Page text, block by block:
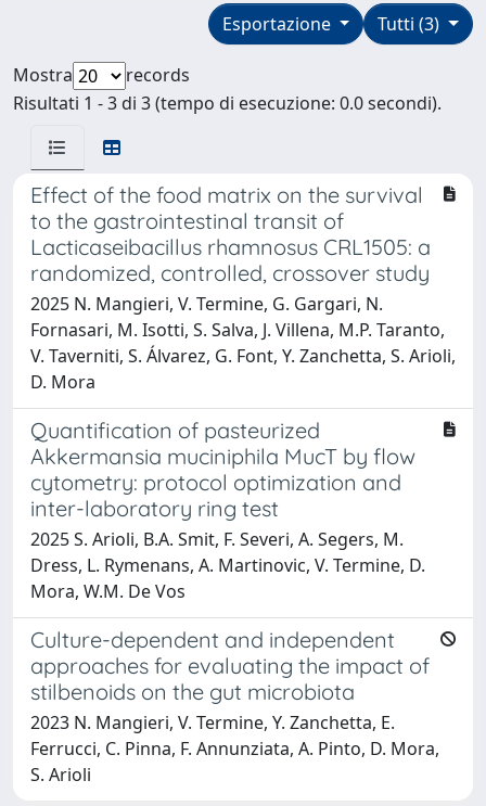
Tutti (3)
Esportazione
Mostra
records
Risultati 1 - 3 di 3 (tempo di esecuzione: 0.0 secondi).
Effect of the food matrix on the survival
to the gastrointestinal transit of
Lacticaseibacillus rhamnosus CRL1505: a
randomized, controlled, crossover study
2025 N. Mangieri, V. Termine, G. Gargari, N.
Fornasari, M. Isotti, S. Salva, J. Villena, M.P. Taranto,
V. Taverniti, S. Álvarez, G. Font, Y. Zanchetta, S. Arioli,
D. Mora
Quantification of pasteurized
Akkermansia muciniphila MucT by flow
cytometry: protocol optimization and
inter-laboratory ring test
2025 S. Arioli, B.A. Smit, F. Severi, A. Segers, M.
Dress, L. Rymenans, A. Martinovic, V. Termine, D.
Mora, W.M. De Vos
Culture-dependent and independent
approaches for evaluating the impact of
stilbenoids on the gut microbiota
2023 N. Mangieri, V. Termine, Y. Zanchetta, E.
Ferrucci, C. Pinna, F. Annunziata, A. Pinto, D. Mora,
S. Arioli